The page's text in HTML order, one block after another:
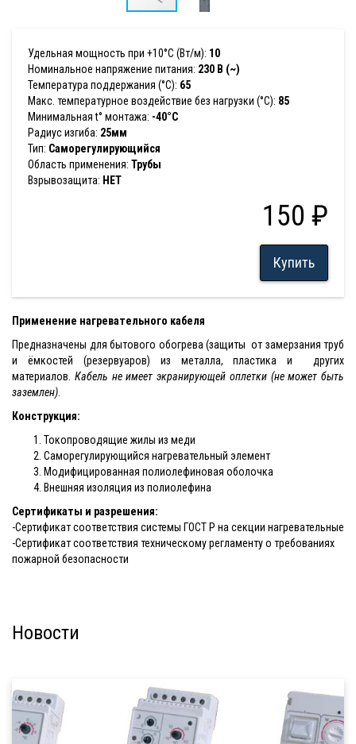
Удельная мощность при +10°С (Вт/м): 10
Номинальное напряжение питания: 230 В (~)
Температура поддержания (°С): 65
Макс. температурное воздействие без нагрузки (°С): 85
Минимальная t° монтажа: -40°С
Радиус изгиба: 25мм
Тип: Саморегулирующийся
Область применения: Трубы
Взрывозащита: НЕТ
150 ₽
Купить
Применение нагревательного кабеля
Предназначены для бытового обогрева (защиты от замерзания труб
и ёмкостей (резервуаров) из металла, пластика и других
материалов. Кабель не имеет экранирующей оплетки (не может быть
заземлен)
Конструкция:
Токопроводящие жилы из меди
Саморегулирующийся нагревательный элемент
Модифицированная полиолефиновая оболочка
Внешняя изоляция из полиолефина
Сертификаты и разрешения:
-Сертификат соответствия системы ГОСТ Р на секции нагревательные
-Сертификат соответствия техническому регламенту о требованиях
пожарной безопасности
Новости